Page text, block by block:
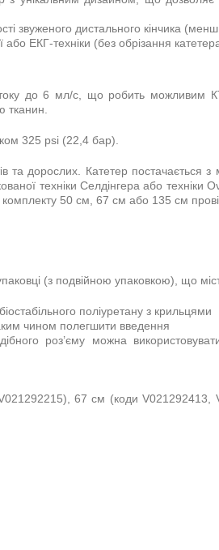
звуженого дистального кінчика
ЕКГ-техніки (без обрізання
до 6 мл/с, що робить можливим КТ-
тканин.
325 psi (22,4 бар).
та дорослих. Катетер постачається з
техніки Селдінгера або техніки
комплекту 50 см, 67 см або 135 см
(з подвійною упаковкою), що
поліуретану з крильцями
чином полегшити введення
роз’єму можна
67 см (коди V021292413,